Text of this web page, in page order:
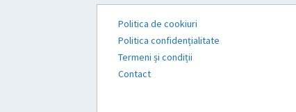
Politica de cookiuri
Politica confidențialitate
Termeni și condiții
Contact